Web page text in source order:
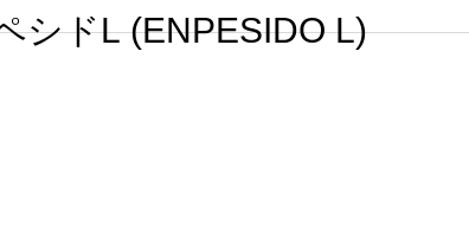
シドL (ENPESIDO L)